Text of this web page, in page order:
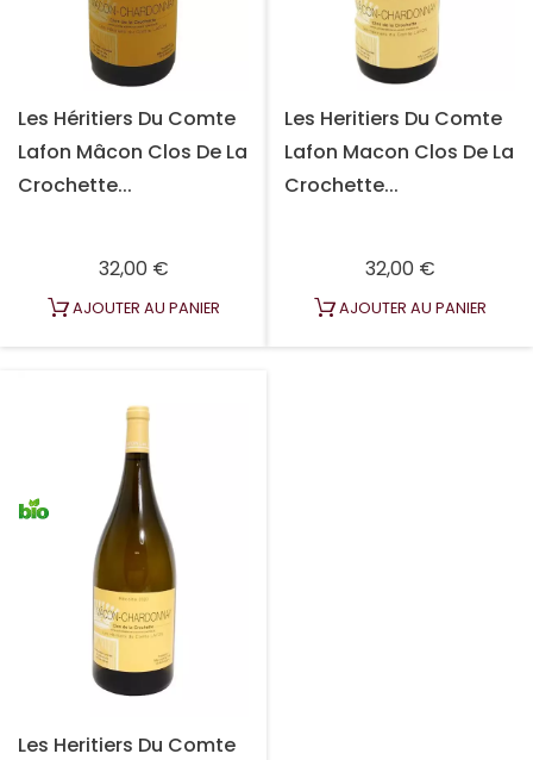
Les Héritiers Du Comte
Lafon Mâcon Clos De La
Crochette...
32,00 €Prix
AJOUTER AU PANIER
Les Heritiers Du Comte
Lafon Macon Clos De La
Crochette...
32,00 €Prix
AJOUTER AU PANIER
Les Heritiers Du Comte